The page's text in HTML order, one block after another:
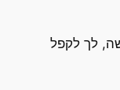
לך לקפל